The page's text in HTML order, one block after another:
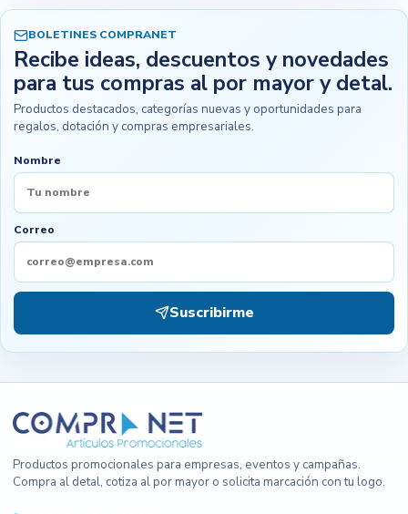
BOLETINES COMPRANET
Recibe ideas, descuentos y novedades
para tus compras al por mayor y detal.
Productos destacados, categorías nuevas y oportunidades para
regalos, dotación y compras empresariales.
Nombre
Correo
Suscribirme
Productos promocionales para empresas, eventos y campañas.
Compra al detal, cotiza al por mayor o solicita marcación con tu logo.